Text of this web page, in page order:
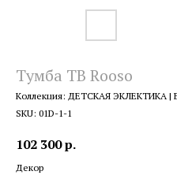
Тумба ТВ Rooso
Коллекция: ДЕТСКАЯ ЭКЛЕКТИКА |
SKU: 01D-1-1
102 300р.
Декор